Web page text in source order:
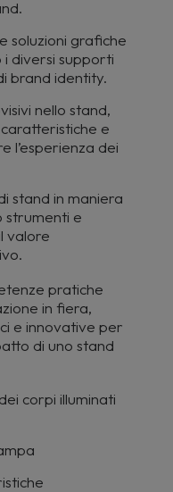
soluzioni grafiche
diversi supporti
brand identity.
nello stand,
e
l’esperienza dei
stand in maniera
strumenti e
valore
pratiche
in fiera,
e innovative per
di uno stand
corpi illuminati